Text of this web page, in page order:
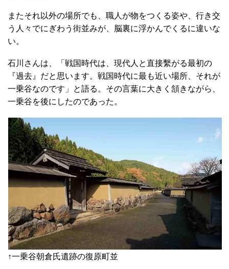
またそれ以外の場所でも、職人が物をつくる姿や、行き交
う人々でにぎわう街並みが、脳裏に浮かんでくるに違いな
い。
石川さんは、「戦国時代は、現代人と直接繫がる最初の
『過去』だと思います。戦国時代に最も近い場所、それが
一乗谷なのです」と語る。その言葉に大きく頷きながら、
一乗谷を後にしたのであった。
↑一乗谷朝倉氏遺跡の復原町並